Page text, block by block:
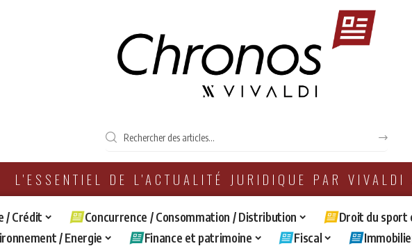
L'ESSENTIEL DE L'ACTUALITÉ JURIDIQUE PAR VIVALDI
/ Crédit Concurrence / Consommation / Distribution
Droit du sport
/ Energie Finance et patrimoine Fiscal